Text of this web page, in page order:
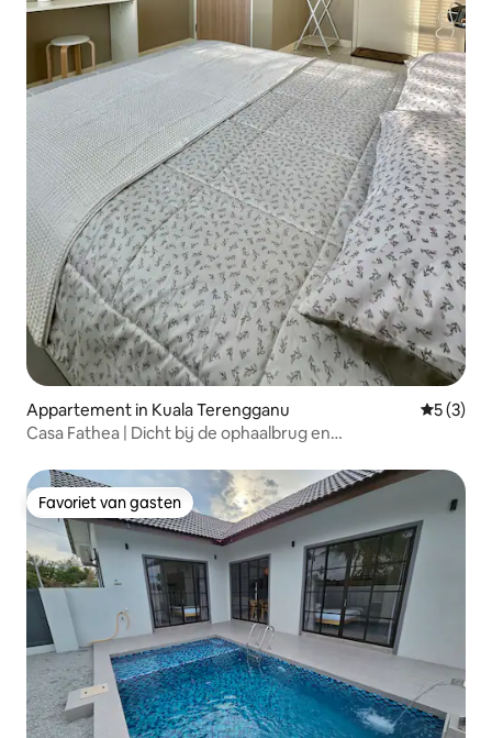
Appartement in Kuala Terengganu
5 (3)
Casa Fathea | Dicht bij de ophaalbrug en
Favoriet van gasten
Favoriet van gasten